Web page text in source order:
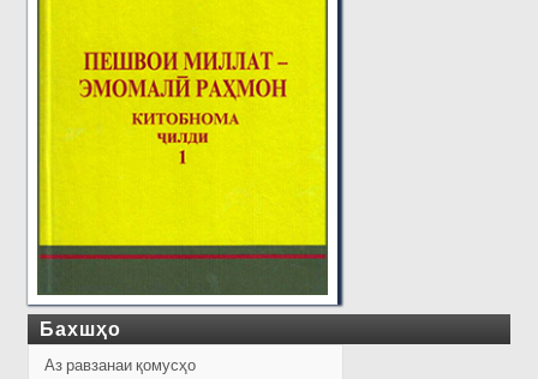
Бахшҳо
Аз равзанаи қомусҳо